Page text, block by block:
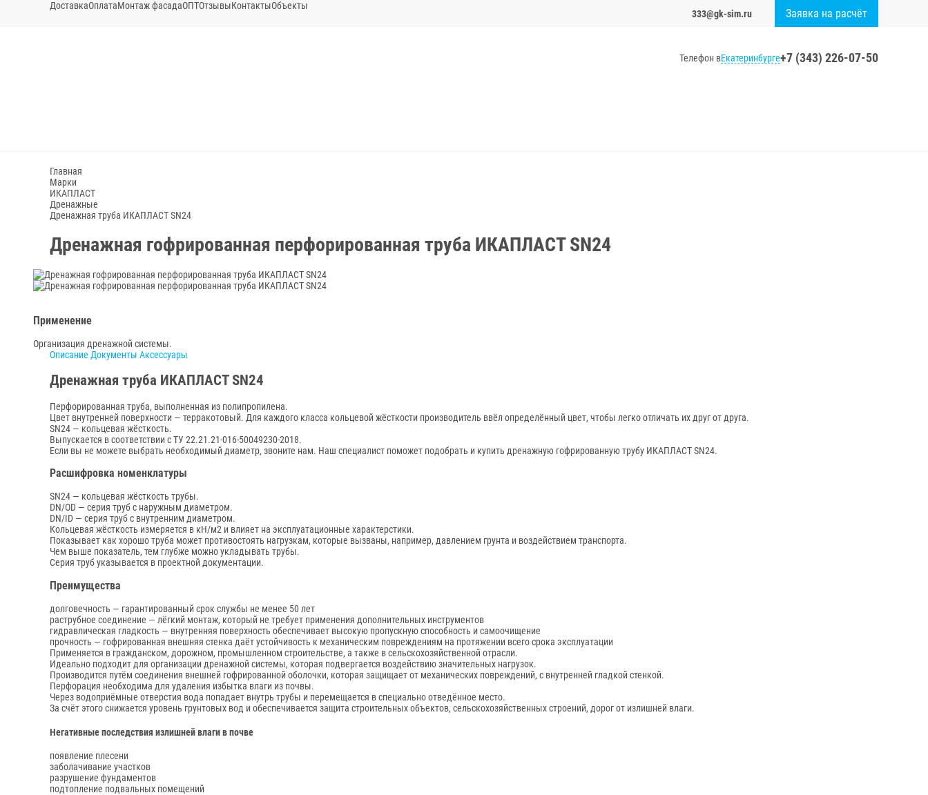
ДоставкаОплатаМонтаж фасадаОПТОтзывыКонтактыОбъекты
333@gk-sim.ru Заявка на расчёт
Телефон вЕкатеринбурге+7 (343) 226-07-50
Главная
Марки
ИКАПЛАСТ
Дренажные
Дренажная труба ИКАПЛАСТ SN24
Дренажная гофрированная перфорированная труба ИКАПЛАСТ SN24
Применение
Организация дренажной системы.
Описание Документы Аксессуары
Дренажная труба ИКАПЛАСТ SN24
Перфорированная труба, выполненная из полипропилена.
Цвет внутренней поверхности — терракотовый. Для каждого класса кольцевой жёсткости производитель ввёл определённый цвет, чтобы легко отличать их друг от друга.
SN24 — кольцевая жёсткость.
Выпускается в соответствии с ТУ 22.21.21-016-50049230-2018.
Если вы не можете выбрать необходимый диаметр, звоните нам. Наш специалист поможет подобрать и купить дренажную гофрированную трубу ИКАПЛАСТ SN24.
Расшифровка номенклатуры
SN24 — кольцевая жёсткость трубы.
DN/OD — серия труб с наружным диаметром.
DN/ID — серия труб с внутренним диаметром.
Кольцевая жёсткость измеряется в кН/м2 и влияет на эксплуатационные характерстики.
Показывает как хорошо труба может противостоять нагрузкам, которые вызваны, например, давлением грунта и воздействием транспорта.
Чем выше показатель, тем глубже можно укладывать трубы.
Серия труб указывается в проектной документации.
Преимущества
долговечность — гарантированный срок службы не менее 50 лет
раструбное соединение — лёгкий монтаж, который не требует применения дополнительных инструментов
гидравлическая гладкость — внутренняя поверхность обеспечивает высокую пропускную способность и самоочищение
прочность — гофрированная внешняя стенка даёт устойчивость к механическим повреждениям на протяжении всего срока эксплуатации
Применяется в гражданском, дорожном, промышленном строительстве, а также в сельскохозяйственной отрасли.
Идеально подходит для организации дренажной системы, которая подвергается воздействию значительных нагрузок.
Производится путём соединения внешней гофрированной оболочки, которая защищает от механических повреждений, с внутренней гладкой стенкой.
Перфорация необходима для удаления избытка влаги из почвы.
Через водоприёмные отверстия вода попадает внутрь трубы и перемещается в специально отведённое место.
За счёт этого снижается уровень грунтовых вод и обеспечивается защита строительных объектов, сельскохозяйственных строений, дорог от излишней влаги.
Негативные последствия излишней влаги в почве
появление плесени
заболачивание участков
разрушение фундаментов
подтопление подвальных помещений